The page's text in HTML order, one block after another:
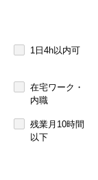
1日4h以内可
在宅ワーク・
内職
残業月10時間
以下